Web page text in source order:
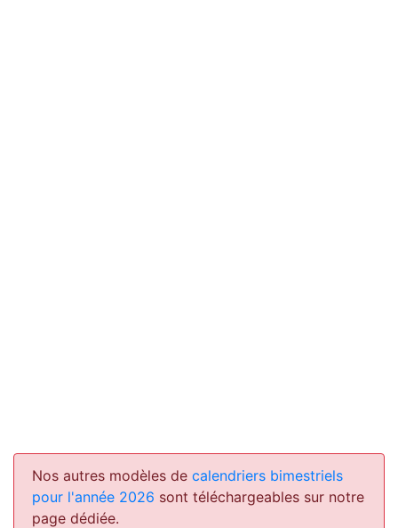
Nos autres modèles de calendriers bimestriels
pour l'année 2026 sont téléchargeables sur notre
page dédiée.